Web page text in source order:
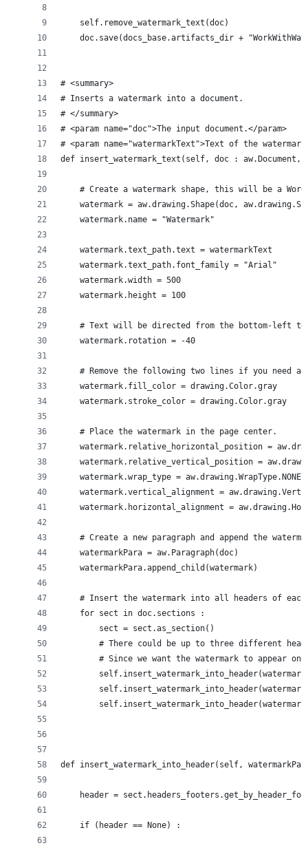
    self.remove_watermark_text(doc)
doc.save(docs_base.artifacts_dir +
# <summary>
# Inserts a watermark into a document.
# </summary>
# <param name="doc">The input document.</param>
# <param name="watermarkText">Text of the
def insert_watermark_text(self, doc :
# Create a watermark shape, this will be a
watermark = aw.drawing.Shape(doc,
    watermark.name = "Watermark"
    watermark.text_path.text = watermarkText
    watermark.text_path.font_family = "Arial"
    watermark.width = 500
    watermark.height = 100
# Text will be directed from the bottom-left
    watermark.rotation = -40
# Remove the following two lines if you need a
    watermark.fill_color = drawing.Color.gray
    watermark.stroke_color = drawing.Color.gray
    # Place the watermark in the page center.
watermark.relative_horizontal_position =
watermark.relative_vertical_position =
    watermark.wrap_type = aw.drawing.WrapType.NONE
watermark.vertical_alignment =
watermark.horizontal_alignment =
# Create a new paragraph and append the
    watermarkPara = aw.Paragraph(doc)
    watermarkPara.append_child(watermark)
# Insert the watermark into all headers of
    for sect in doc.sections :
        sect = sect.as_section()
# There could be up to three different
# Since we want the watermark to appear on
def insert_watermark_into_header(self,
header =
    if (header == None) :